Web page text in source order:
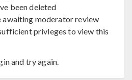
been deleted
awaiting moderator review
privleges to view this
and try again.